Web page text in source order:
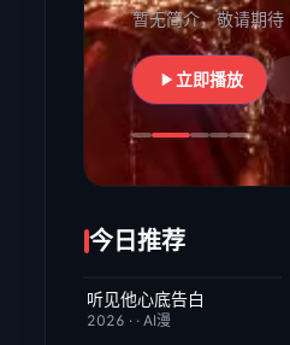
暂无简介，敬请期待
立即播放
今日推荐
完结
听见他心底告白
2026 · · AI漫